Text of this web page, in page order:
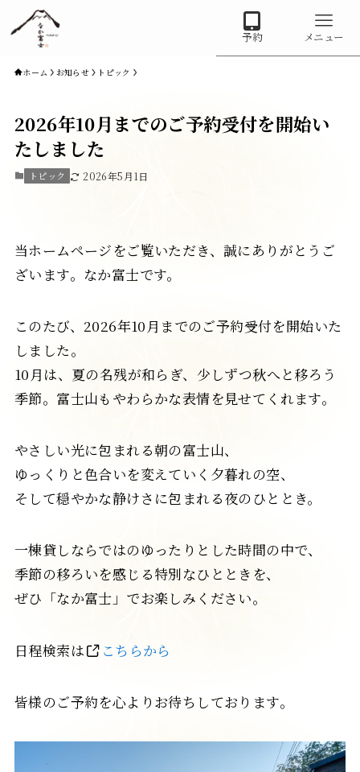
Japanese
Instagram
X
客室紹介
ブルックリン
伊吹
予約 メニュー
ホーム お知らせ トピック
2026年10月までのご予約受付を開始い
たしました
トピック 2026年5月1日
当ホームページをご覧いただき、誠にありがとうご
ざいます。なか富士です。
このたび、2026年10月までのご予約受付を開始いた
しました。
10月は、夏の名残が和らぎ、少しずつ秋へと移ろう
季節。富士山もやわらかな表情を見せてくれます。
やさしい光に包まれる朝の富士山、
ゆっくりと色合いを変えていく夕暮れの空、
そして穏やかな静けさに包まれる夜のひととき。
一棟貸しならではのゆったりとした時間の中で、
季節の移ろいを感じる特別なひとときを、
ぜひ「なか富士」でお楽しみください。
日程検索は こちらから
皆様のご予約を心よりお待ちしております。